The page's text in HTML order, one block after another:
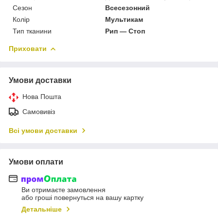
Сезон
Всесезонний
Колір
Мультикам
Тип тканини
Рип — Стоп
Приховати
Умови доставки
Нова Пошта
Самовивіз
Всі умови доставки
Умови оплати
Ви отримаєте замовлення
або гроші повернуться на вашу картку
Детальніше